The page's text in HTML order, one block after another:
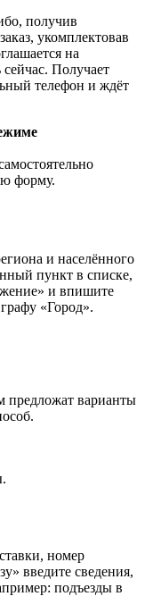
получив
укомплектовав
на
Получает
телефон и ждёт
форму.
и населённого
пункт в списке,
и впишите
«Город».
предложат варианты
номер
введите сведения,
подъезды в